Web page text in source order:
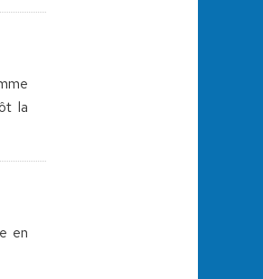
la
en